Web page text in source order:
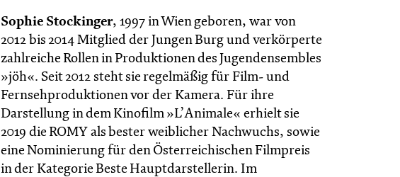
Sophie Stockinger, 1997 in Wien geboren, war von
2012 bis 2014 Mitglied der Jungen Burg und verkörperte
zahlreiche Rollen in Produktionen des Jugendensembles
»jöh«. Seit 2012 steht sie regelmäßig für Film- und
Fernsehproduktionen vor der Kamera. Für ihre
Darstellung in dem Kinofilm »L’Animale« erhielt sie
2019 die ROMY als bester weiblicher Nachwuchs, sowie
eine Nominierung für den Österreichischen Filmpreis
in der Kategorie Beste Hauptdarstellerin. Im